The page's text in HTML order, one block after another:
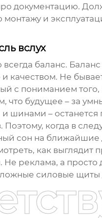
документацию.
и
вслух
всегда баланс.
качеством. Не
с пониманием
что будущее – за
шинами –
Поэтому, когда в
сон на ближайшие
как
. Не реклама, а
силовые щиты